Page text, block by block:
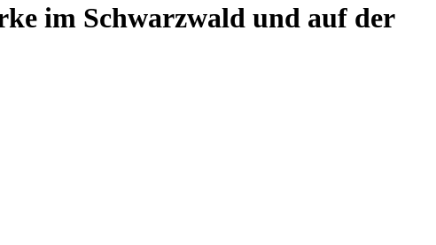
im Schwarzwald und auf der